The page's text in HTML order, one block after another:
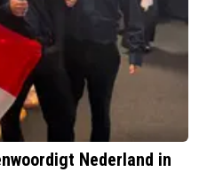
Nederland in